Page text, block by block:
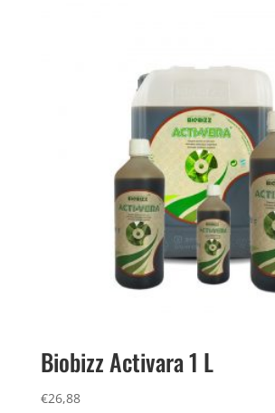
Biobizz Activara 1 L
€26,88